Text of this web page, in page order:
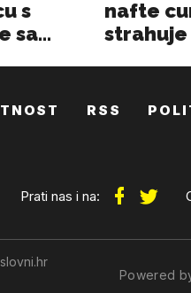
RSS
Prati nas i na:
Powered